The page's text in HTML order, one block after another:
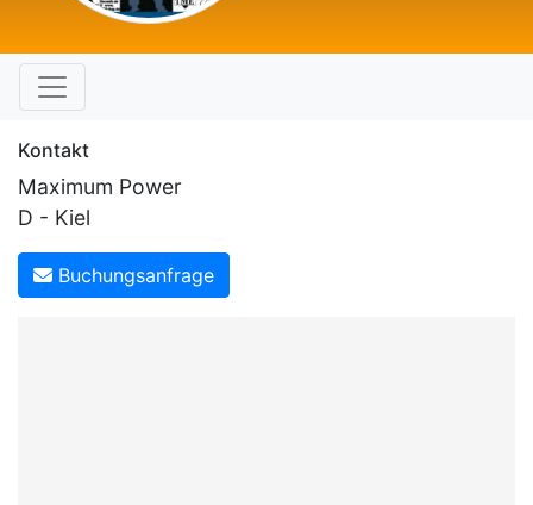
Kontakt
Maximum Power
D - Kiel
Buchungsanfrage